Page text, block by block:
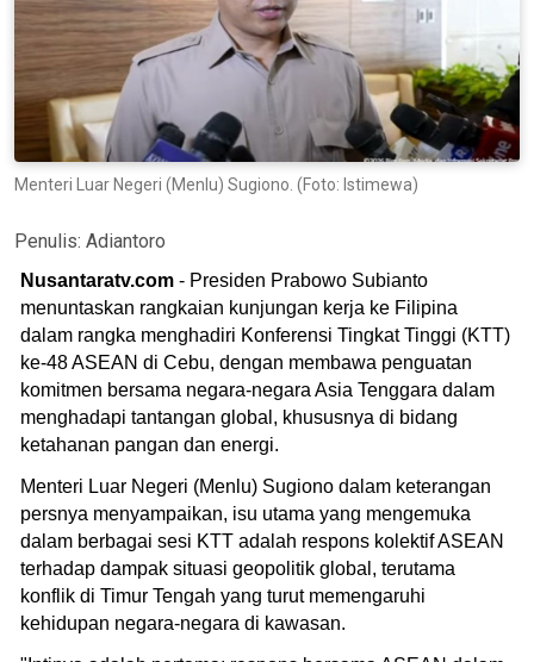
Menteri Luar Negeri (Menlu) Sugiono. (Foto: Istimewa)
Penulis: Adiantoro
Nusantaratv.com - Presiden Prabowo Subianto
menuntaskan rangkaian kunjungan kerja ke Filipina
dalam rangka menghadiri Konferensi Tingkat Tinggi (KTT)
ke-48 ASEAN di Cebu, dengan membawa penguatan
komitmen bersama negara-negara Asia Tenggara dalam
menghadapi tantangan global, khususnya di bidang
ketahanan pangan dan energi.
Menteri Luar Negeri (Menlu) Sugiono dalam keterangan
persnya menyampaikan, isu utama yang mengemuka
dalam berbagai sesi KTT adalah respons kolektif ASEAN
terhadap dampak situasi geopolitik global, terutama
konflik di Timur Tengah yang turut memengaruhi
kehidupan negara-negara di kawasan.